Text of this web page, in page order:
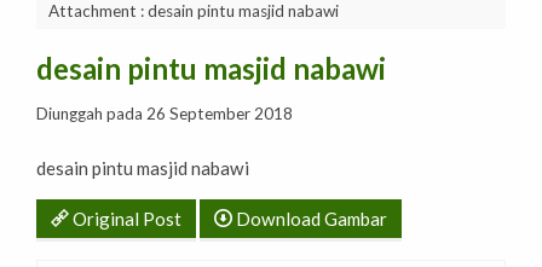
Attachment : desain pintu masjid nabawi
desain pintu masjid nabawi
Diunggah pada 26 September 2018
desain pintu masjid nabawi
Original Post Download Gambar